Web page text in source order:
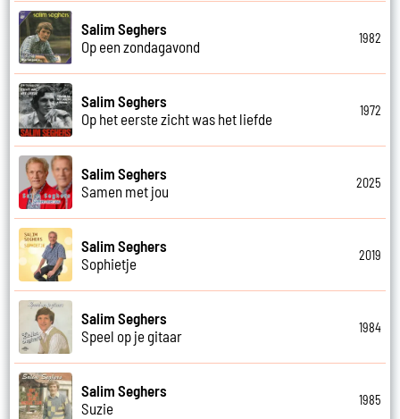
Salim Seghers
Op een zondagavond
1982
Salim Seghers
Op het eerste zicht was het liefde
1972
Salim Seghers
Samen met jou
2025
Salim Seghers
Sophietje
2019
Salim Seghers
Speel op je gitaar
1984
Salim Seghers
Suzie
1985